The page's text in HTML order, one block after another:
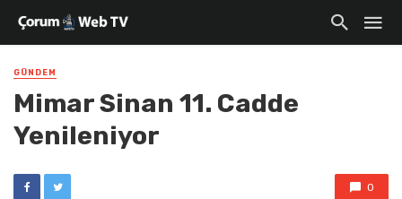
GÜNDEM
Mimar Sinan 11. Cadde
Yenileniyor
0